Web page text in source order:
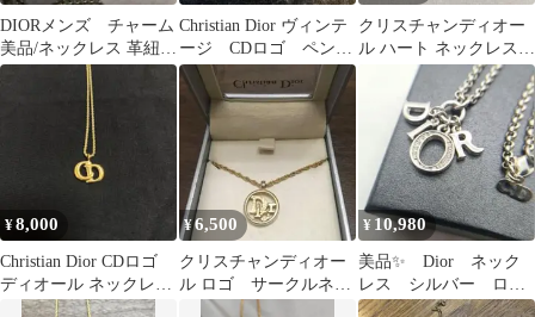
DIORメンズ チャーム
美品/ネックレス 革紐付
き 断捨離中
Christian Dior ヴィンテ
ージ CDロゴ ペンダ
ントトップ
クリスチャンディオー
ル ハート ネックレス
美品 付属品付き
¥8,000
Christian Dior CDロゴ
ディオール ネックレス
ゴールド
¥6,500
クリスチャンディオー
ル ロゴ サークルネッ
クレス
¥ 10,980
美品✨️ Dior ネック
レス シルバー ロ
ゴ チャーム ライン